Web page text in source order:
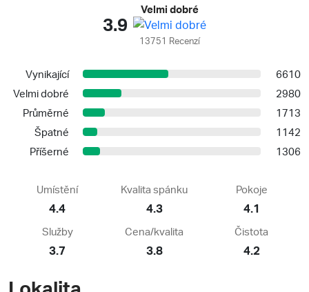
3.9
Velmi dobré
13751 Recenzí
Vynikající
6610
Velmi dobré
2980
Průměrné
1713
Špatné
1142
Příšerné
1306
Umístění
4.4
Kvalita spánku
4.3
Pokoje
4.1
Služby
3.7
Cena/kvalita
3.8
Čistota
4.2